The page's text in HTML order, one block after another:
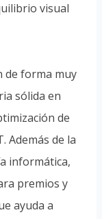
visual
de forma muy
sólida en
de
Además de la
informática,
premios y
ayuda a